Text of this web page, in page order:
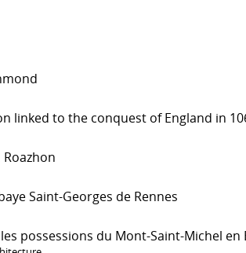
linked to the conquest of England in
Saint-Georges de Rennes
possessions du Mont-Saint-Michel en